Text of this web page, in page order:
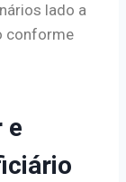
lado a
conforme
e